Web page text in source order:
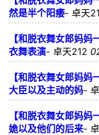
然是半个阳痿- 卓天
【和脱衣舞女郎妈
衣舞表演- 卓天212
【和脱衣舞女郎妈
大臣以及主动的妈-
【和脱衣舞女郎妈
姽以及他们的后来-